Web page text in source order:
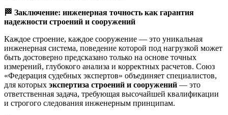
🏁 Заключение: инженерная точность как гарантия
надежности строений и сооружений
Каждое строение, каждое сооружение — это уникальная
инженерная система, поведение которой под нагрузкой может
быть достоверно предсказано только на основе точных
измерений, глубокого анализа и корректных расчетов. Союз
«Федерация судебных экспертов» объединяет специалистов,
для которых экспертиза строений и сооружений — это
ответственная задача, требующая высочайшей квалификации
и строгого следования инженерным принципам.